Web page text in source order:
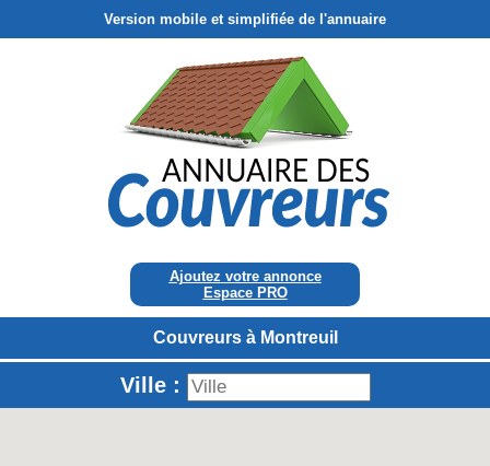
Version mobile et simplifiée de l'annuaire
Ajoutez votre annonce
Espace PRO
Couvreurs à Montreuil
Ville :